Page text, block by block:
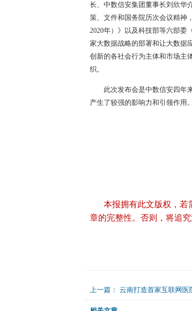
长、中数信安集团董事长刘欣华
策、文件和国务院历次会议精神
2020年）》以及科技部等六部委
家大数据战略的部署和让大数据
创新的各社会行为主体和市场主
织。
此次发布会是中数信安四年
产生了较强的影响力和引领作用。
本报拥有此文版权，若
章的完整性。否则，将追究
上一篇： 云南打造首家互联网医